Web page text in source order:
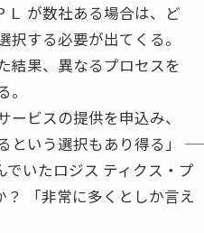
が数社ある場合は、ど
択する必要が出てくる。
結果、異なるプロセスを
ビスの提供を申込み、
いう選択もあり得る」 ――
いたロジス ティクス・プ
「非常に多くとしか言え